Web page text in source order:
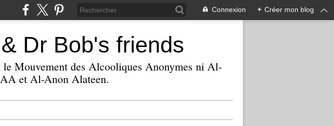
Connexion + Créer mon blog
Dr Bob's friends
le Mouvement des Alcooliques Anonymes ni Al-
et Al-Anon Alateen.